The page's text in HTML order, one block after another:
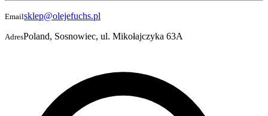
Emailsklep@olejefuchs.pl
AdresPoland, Sosnowiec, ul. Mikołajczyka 63A